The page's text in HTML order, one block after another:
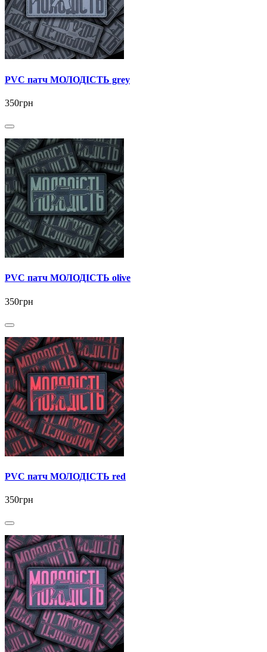
PVC патч МОЛОДІСТЬ grey
350грн
PVC патч МОЛОДІСТЬ olive
350грн
PVC патч МОЛОДІСТЬ red
350грн